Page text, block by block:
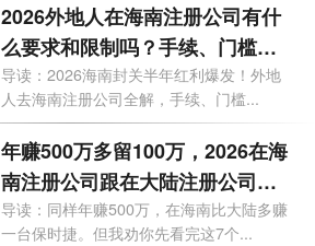
2026外地人在海南注册公司有什
么要求和限制吗？手续、门槛、
买房上学利弊等9大问题一次性说
透
导读：2026海南封关半年红利爆发！外地
人去海南注册公司全解，手续、门槛...
年赚500万多留100万，2026在海
南注册公司跟在大陆注册公司有
什么区别？一文看懂
导读：同样年赚500万，在海南比大陆多赚
一台保时捷。但我劝你先看完这7个...